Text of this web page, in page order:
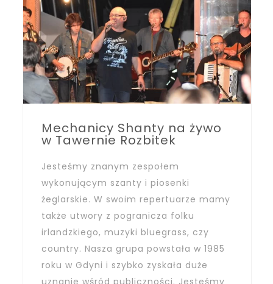
Mechanicy Shanty na żywo
w Tawernie Rozbitek
Jesteśmy znanym zespołem
wykonującym szanty i piosenki
żeglarskie. W swoim repertuarze mamy
także utwory z pogranicza folku
irlandzkiego, muzyki bluegrass, czy
country. Nasza grupa powstała w 1985
roku w Gdyni i szybko zyskała duże